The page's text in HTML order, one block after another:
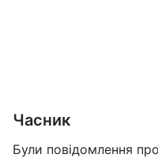
Часник
Були повідомлення